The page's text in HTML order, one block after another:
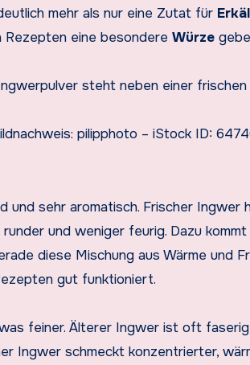
mehr als nur eine Zutat für
Rezepten eine besondere Würze
pilipphoto – iStock ID:
und sehr aromatisch. Frischer Ingwer
und weniger feurig. Dazu
diese Mischung aus Wärme und
gut funktioniert.
feiner. Älterer Ingwer ist oft
Ingwer schmeckt konzentrierter,